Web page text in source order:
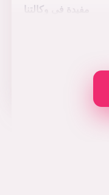
مفيدة في وكالتنا